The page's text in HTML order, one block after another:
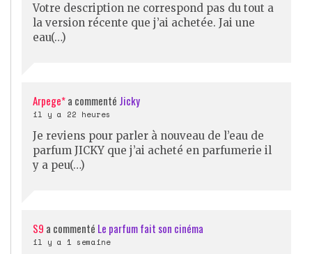
Votre description ne correspond pas du tout a
la version récente que j’ai achetée. Jai une
eau(…)
Arpege*a commenté Jicky
il y a 22 heures
Je reviens pour parler à nouveau de l’eau de
parfum JICKY que j’ai acheté en parfumerie il
y a peu(…)
S9 a commenté Le parfum fait son cinéma
il y a 1 semaine